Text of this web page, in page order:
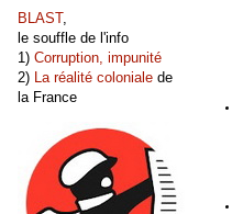
BLAST,
le souffle de l'info
1) Corruption, impunité
2)
La réalité coloniale de
la France